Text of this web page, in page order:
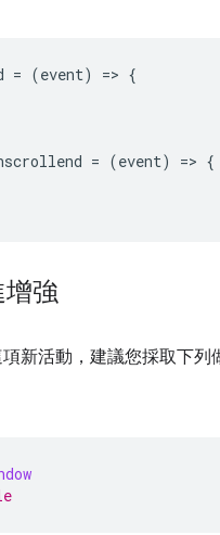
= (event) => {
= (event) => {
強
新活動，建議您採取下